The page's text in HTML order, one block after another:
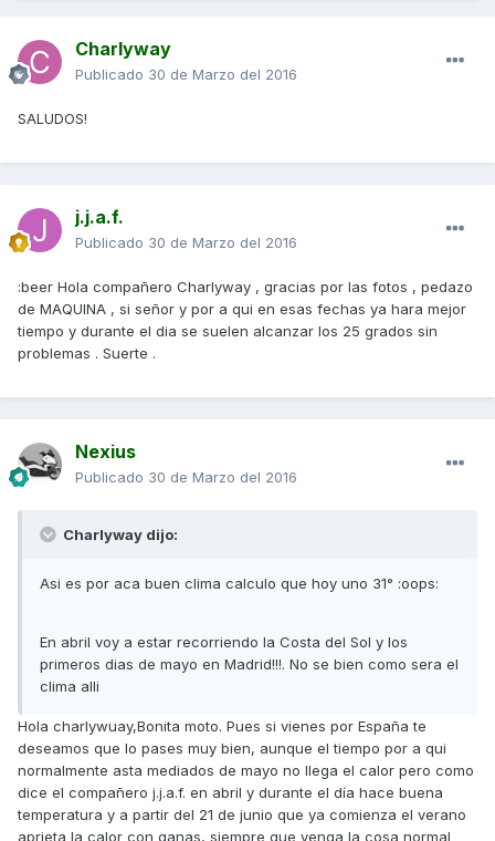
Charlyway
Publicado 30 de Marzo del 2016
SALUDOS!
j.j.a.f.
Publicado 30 de Marzo del 2016
:beer Hola compañero Charlyway , gracias por las fotos , pedazo
de MAQUINA , si señor y por a qui en esas fechas ya hara mejor
tiempo y durante el dia se suelen alcanzar los 25 grados sin
problemas . Suerte .
Nexius
Publicado 30 de Marzo del 2016
Charlyway dijo:
Asi es por aca buen clima calculo que hoy uno 31° :oops:
En abril voy a estar recorriendo la Costa del Sol y los
primeros dias de mayo en Madrid!!!. No se bien como sera el
clima alli
Hola charlywuay,Bonita moto. Pues si vienes por España te
deseamos que lo pases muy bien, aunque el tiempo por a qui
normalmente asta mediados de mayo no llega el calor pero como
dice el compañero j.j.a.f. en abril y durante el día hace buena
temperatura y a partir del 21 de junio que ya comienza el verano
aprieta la calor con ganas, siempre que venga la cosa normal